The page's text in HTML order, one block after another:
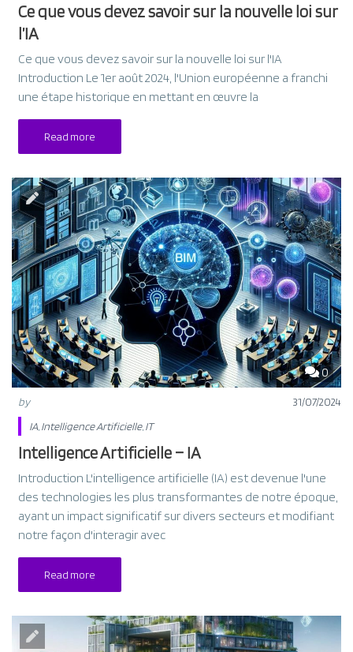
Ce que vous devez savoir sur la nouvelle loi sur
l’IA
Ce que vous devez savoir sur la nouvelle loi sur l'IA
Introduction Le 1er août 2024, l'Union européenne a franchi
une étape historique en mettant en œuvre la
Read more
0
by
31/07/2024
IA,Intelligence Artificielle,IT
Intelligence Artificielle – IA
Introduction L'intelligence artificielle (IA) est devenue l'une
des technologies les plus transformantes de notre époque,
ayant un impact significatif sur divers secteurs et modifiant
notre façon d'interagir avec
Read more